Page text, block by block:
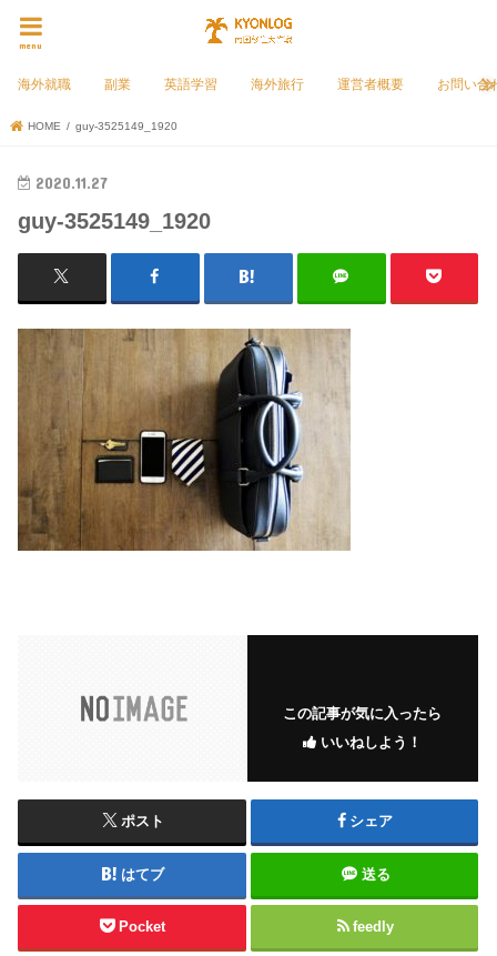
menu
海外就職 副業 英語学習 海外旅行 運営者概要 お問い合
HOME guy-3525149_1920
2020.11.27
guy-3525149_1920
この記事が気に入ったら
いいねしよう！
ポスト シェア
はてブ 送る
Pocket feedly